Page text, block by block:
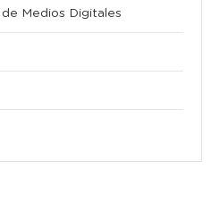
Medios Digitales